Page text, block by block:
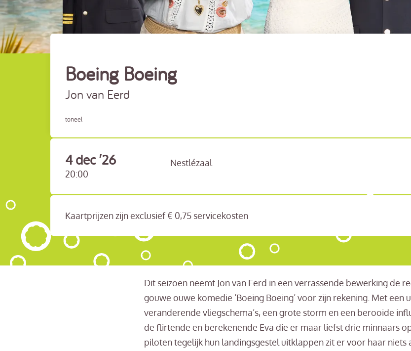
Boeing Boeing
Jon van Eerd
toneel
4 dec ’26
20:00
Nestlézaal
Kaartprijzen zijn exclusief € 0,75 servicekosten
Dit seizoen neemt Jon van Eerd in een verrassende bewerking de
gouwe ouwe komedie ‘Boeing Boeing’ voor zijn rekening. Met een
veranderende vliegschema’s, een grote storm en een berooide
de flirtende en berekenende Eva die er maar liefst drie minnaars
piloten tegelijk hun landingsgestel uitklappen zit er voor haar niets